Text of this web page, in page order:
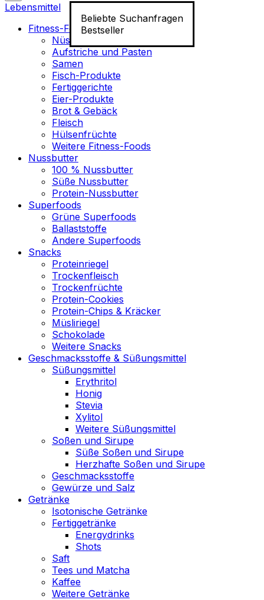
Beliebte Suchanfragen
Bestseller
Lebensmittel
Fitness-Food
Nüsse
Aufstriche und Pasten
Samen
Fisch-Produkte
Fertiggerichte
Eier-Produkte
Brot & Gebäck
Fleisch
Hülsenfrüchte
Weitere Fitness-Foods
Nussbutter
100 % Nussbutter
Süße Nussbutter
Protein-Nussbutter
Superfoods
Grüne Superfoods
Ballaststoffe
Andere Superfoods
Snacks
Proteinriegel
Trockenfleisch
Trockenfrüchte
Protein-Cookies
Protein-Chips & Kräcker
Müsliriegel
Schokolade
Weitere Snacks
Geschmacksstoffe & Süßungsmittel
Süßungsmittel
Erythritol
Honig
Stevia
Xylitol
Weitere Süßungsmittel
Soßen und Sirupe
Süße Soßen und Sirupe
Herzhafte Soßen und Sirupe
Geschmacksstoffe
Gewürze und Salz
Getränke
Isotonische Getränke
Fertiggetränke
Energydrinks
Shots
Saft
Tees und Matcha
Kaffee
Weitere Getränke